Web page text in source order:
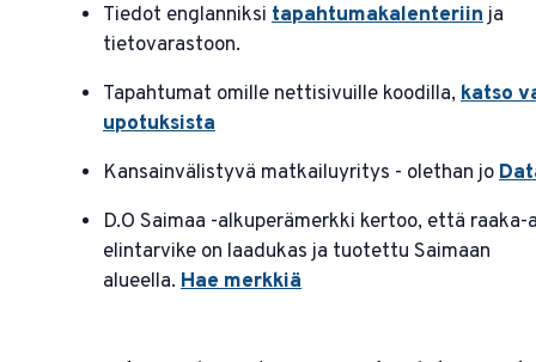
Tiedot englanniksi tapahtumakalenteriinja
tietovarastoon.
Tapahtumat omille nettisivuille koodilla,katso
upotuksista
Kansainvälistyvä matkailuyritys - olethan jo
D.O Saimaa -alkuperämerkki kertoo, että raaka-
elintarvike on laadukas ja tuotettu Saimaan
alueella. Hae merkkiä